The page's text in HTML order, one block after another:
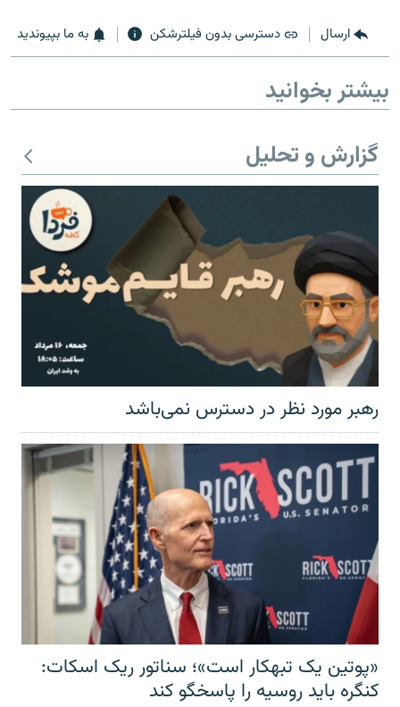
زبان‌های دیگر
ارسال دسترسی بدون فیلترشکن به ما بپیوندید
بیشتر بخوانید
گزارش و تحلیل
رهبر مورد نظر در دسترس نمی‌باشد
«پوتین یک تبهکار است»؛ سناتور ریک اسکات:
کنگره باید روسیه را پاسخگو کند